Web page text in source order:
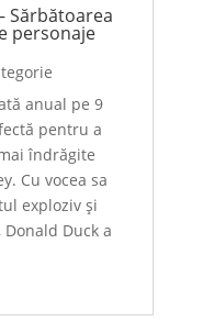
Sărbătoarea
personaje
anual pe 9
pentru a
îndrăgite
Cu vocea sa
exploziv și
Duck a